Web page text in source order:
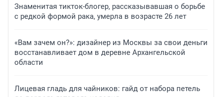
Знаменитая тикток-блогер, рассказывавшая о борьбе
с редкой формой рака, умерла в возрасте 26 лет
«Вам зачем он?»: дизайнер из Москвы за свои деньги
восстанавливает дом в деревне Архангельской
области
Лицевая гладь для чайников: гайд от набора петель